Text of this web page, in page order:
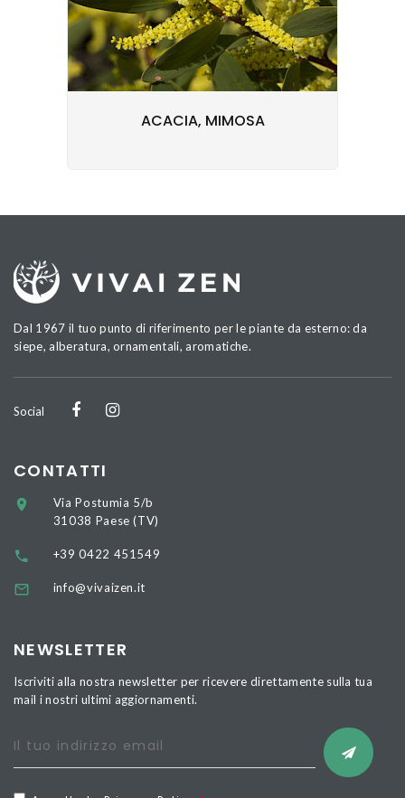
ACACIA, MIMOSA
Dal 1967 il tuo punto di riferimento per le piante da esterno: da
siepe, alberatura, ornamentali, aromatiche.
Social
CONTATTI
Via Postumia 5/b
31038 Paese (TV)
+39 0422 451549
info@vivaizen.it
NEWSLETTER
Iscriviti alla nostra newsletter per ricevere direttamente sulla tua
mail i nostri ultimi aggiornamenti.